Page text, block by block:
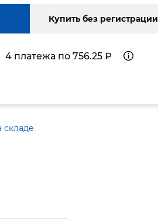
Купить без регистрации
4 платежа по 756.25 ₽
складе